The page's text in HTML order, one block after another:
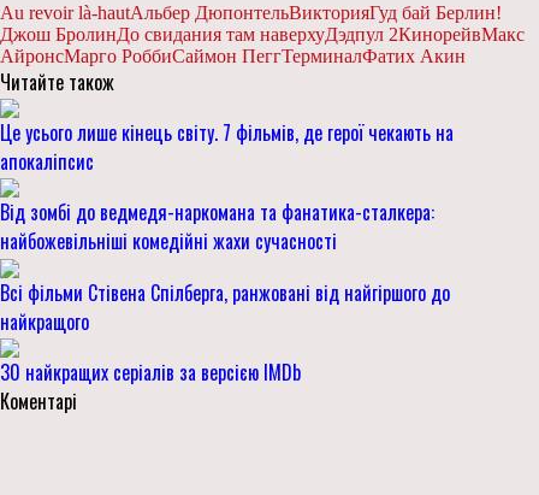
Au revoir là-hautАльбер ДюпонтельВикторияГуд бай Берлин!
Джош БролинДо свидания там наверхуДэдпул 2КинорейвМакс
АйронсМарго РоббиСаймон ПеггТерминалФатих Акин
Читайте також
Це усього лише кінець світу. 7 фільмів, де герої чекають на
апокаліпсис
Від зомбі до ведмедя-наркомана та фанатика-сталкера:
найбожевільніші комедійні жахи сучасності
Всі фільми Стівена Спілберга, ранжовані від найгіршого до
найкращого
30 найкращих серіалів за версією IMDb
Коментарі